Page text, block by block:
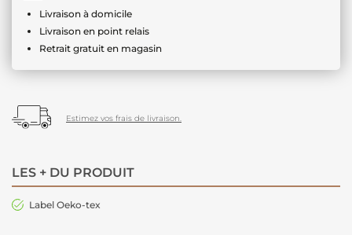
Livraison à domicile
Livraison en point relais
Retrait gratuit en magasin
Estimez vos frais de livraison.
LES + DU PRODUIT
Label Oeko-tex